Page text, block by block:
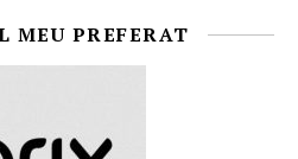
MEU PREFERAT